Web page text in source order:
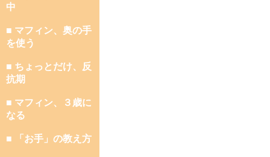
中
■ マフィン、奥の手
を使う
■ ちょっとだけ、反
抗期
■ マフィン、３歳に
なる
■ 「お手」の教え方